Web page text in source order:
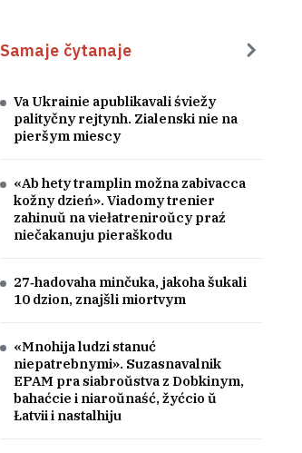
Samaje čytanaje
Va Ukrainie apublikavali śviežy
palityčny rejtynh. Zialenski nie na
pieršym miescy
«Ab hety tramplin možna zabivacca
kožny dzień». Viadomy trenier
zahinuŭ na viełatreniroŭcy praź
niečakanuju pieraškodu
27‑hadovaha minčuka, jakoha šukali
10 dzion, znajšli miortvym
«Mnohija ludzi stanuć
niepatrebnymi». Suzasnavalnik
EPAM pra siabroŭstva z Dobkinym,
bahaćcie i niaroŭnaść, žyćcio ŭ
Łatvii i nastalhiju